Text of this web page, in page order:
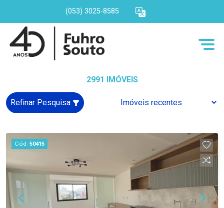
(053) 3025-8585
2991 IMÓVEIS
Refinar Pesquisa
Cód. 50415